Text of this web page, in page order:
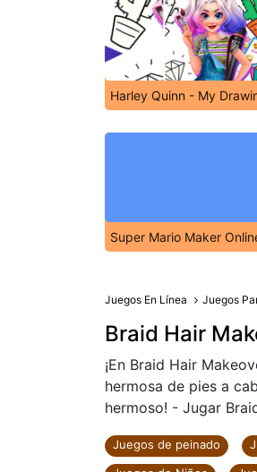
Harley Quinn - My
Super Mario Maker
Juegos En Línea Juegos
Braid Hair
¡En Braid Hair
hermosa de pies a
hermoso! - Jugar
Juegos de peinado